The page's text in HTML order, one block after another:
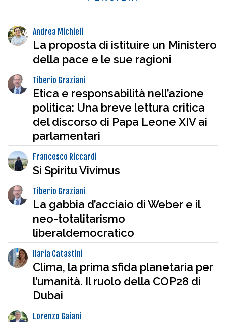
Andrea Michieli
La proposta di istituire un Ministero
della pace e le sue ragioni
Tiberio Graziani
Etica e responsabilità nell’azione
politica: Una breve lettura critica
del discorso di Papa Leone XIV ai
parlamentari
Francesco Riccardi
Si Spiritu Vivimus
Tiberio Graziani
La gabbia d’acciaio di Weber e il
neo-totalitarismo
liberaldemocratico
Ilaria Catastini
Clima, la prima sfida planetaria per
l’umanità. Il ruolo della COP28 di
Dubai
Lorenzo Gaiani